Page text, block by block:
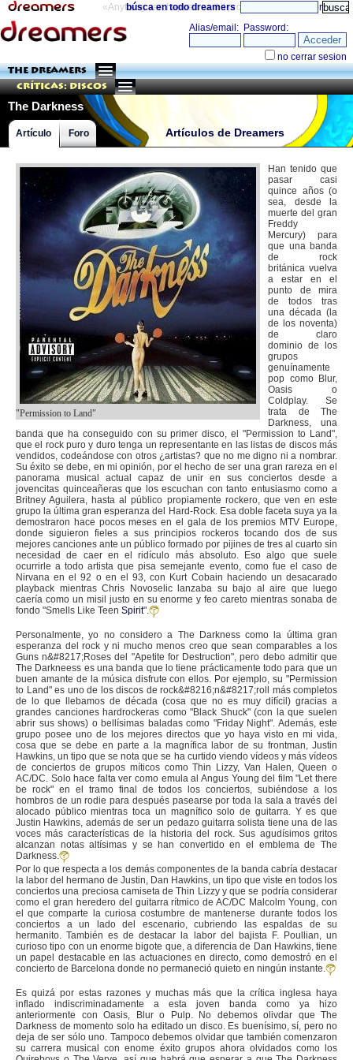
«Anything can happen and it probably will» directorio
búsca en todo dreamers
THE DREAMERS
Críticas: Discos
The Darkness
Artículos de Dreamers
Artículo Foro
"Permission to Land"
Han tenido que
pasar casi
quince años (o
sea, desde la
muerte del gran
Freddy
Mercury) para
que una banda
de rock
británica vuelva
a estar en el
punto de mira
de todos tras
una década (la
de los noventa)
de claro
dominio de los
grupos
genuínamente
pop como Blur,
Oasis o
Coldplay. Se
trata de The
Darkness, una
banda que ha conseguido con su primer disco, el "Permission to Land",
que el rock puro y duro tenga un representante en las listas de discos más
vendidos, codeándose con otros ¿artistas? que no me digno ni a nombrar.
Su éxito se debe, en mi opinión, por el hecho de ser una gran rareza en el
panorama musical actual capaz de unir en sus conciertos desde a
jovencitas quinceañeras que los escuchan con tanto entusiasmo como a
Britney Aguilera, hasta al público propiamente rockero, que ven en este
grupo la última gran esperanza del Hard-Rock. Esa doble faceta suya ya la
demostraron hace pocos meses en el gala de los premios MTV Europe,
donde siguieron fieles a sus principios rockeros tocando dos de sus
mejores canciones ante un público formado por pijines de tres al cuarto sin
necesidad de caer en el ridículo más absoluto. Eso algo que suele
ocurrirle a todo artista que pisa semejante evento, como fue el caso de
Nirvana en el 92 o en el 93, con Kurt Cobain haciendo un desacarado
playback mientras Chris Novoselic lanzaba su bajo al aire que luego
caería como un misil justo en su enorme y feo careto mientras sonaba de
fondo "Smells Like Teen Spirit".
Personalmente, yo no considero a The Darkness como la última gran
esperanza del rock y ni mucho menos creo que sean comparables a los
Guns n&#8217;Roses del "Apetite for Destruction", pero debo admitir que
The Darkneess es una banda que lo tiene prácticamente todo para que un
buen amante de la música disfrute con ellos. Por ejemplo, su "Permission
to Land" es uno de los discos de rock&#8216;n&#8217;roll más completos
de lo que llebamos de década (cosa que no es muy difícil) gracias a
grandes canciones hardrockeras como "Black Shuck" (con la que suelen
abrir sus shows) o bellísimas baladas como "Friday Night". Además, este
grupo posee uno de los mejores directos que yo haya visto en mi vida,
cosa que se debe en parte a la magnífica labor de su frontman, Justin
Hawkins, un tipo que se nota que se ha curtido viendo vídeos y más vídeos
de conciertos de grupos míticos como Thin Lizzy, Van Halen, Queen o
AC/DC. Solo hace falta ver como emula al Angus Young del film "Let there
be rock" en el tramo final de todos los conciertos, subiéndose a los
hombros de un rodie para después pasearse por toda la sala a través del
alocado público mientras toca un magnífico solo de guitarra. Y es que
Justin Hawkins, además de ser un pedazo guitarra solista tiene una de las
voces más características de la historia del rock. Sus agudísimos gritos
alcanzan notas altísimas y se han convertido en el emblema de The
Darkness.
Por lo que respecta a los demás componentes de la banda cabría destacar
la labor del hermano de Justin, Dan Hawkins, un tipo que viste en todos los
conciertos una preciosa camiseta de Thin Lizzy y que se podría considerar
como el gran heredero del guitarra rítmico de AC/DC Malcolm Young, con
el que comparte la curiosa costumbre de mantenerse durante todos los
conciertos a un lado del escenario, cubriendo las espaldas de su
hermanito. También es de destacar la labor del bajista F. Poullian, un
curioso tipo con un enorme bigote que, a diferencia de Dan Hawkins, tiene
un papel destacable en las actuaciones en directo, como demostró en el
concierto de Barcelona donde no permaneció quieto en ningún instante.
Es quizá por estas razones y muchas más que la crítica inglesa haya
inflado indiscriminadamente a esta joven banda como ya hizo
anteriormente con Oasis, Blur o Pulp. No debemos olivdar que The
Darkness de momento solo ha editado un disco. Es buenísimo, sí, pero no
deja de ser sólo uno. Tampoco debemos olvidar que también comenzaron
su carrera musical con enome éxito grupos ahora olvidados como los